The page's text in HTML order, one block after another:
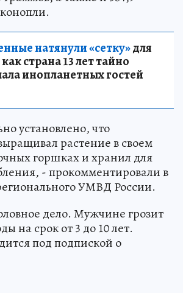
натянули «сетку»для
страна 13 лет тайно
инопланетных гостей
установлено, что
растение в своем
горшках и хранил для
- прокомментировали в
УМВД России.
дело. Мужчине грозит
на срок от 3 до 10 лет.
под подпиской о